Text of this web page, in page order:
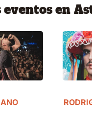
eventos en